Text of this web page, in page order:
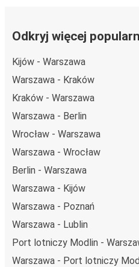
Odkryj więcej
Kijów - Warszawa
Warszawa - Kraków
Kraków - Warszawa
Warszawa - Berlin
Wrocław - Warszawa
Warszawa - Wrocław
Berlin - Warszawa
Warszawa - Kijów
Warszawa - Poznań
Warszawa - Lublin
Port lotniczy Modlin -
Warszawa - Port lotniczy